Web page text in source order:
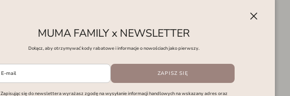
FacebookInstagram
MUMA FAMILY x NEWSLETTER
Dołącz, aby otrzymywać kody rabatowe i informacje o nowościach jako pierwszy.
ZAPISZ SIĘ
Zapisując się do newslettera wyrażasz zgodę na wysyłanie informacji handlowych na wskazany adres oraz